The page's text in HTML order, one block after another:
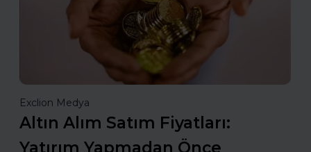
Exclion Medya
Altın Alım Satım Fiyatları:
Yatırım Yapmadan Önce